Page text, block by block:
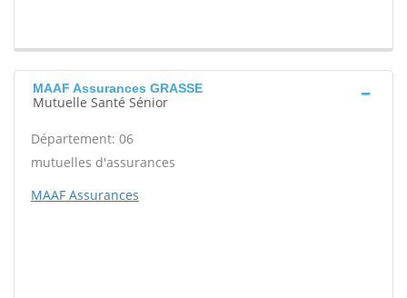
MAAF Assurances GRASSE
Mutuelle Santé Sénior
Département: 06
mutuelles d'assurances
MAAF Assurances